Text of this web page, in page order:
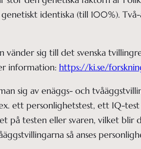
identiska (till 100%).
vänder sig till det svenska
information: https://ki.se/
sig av enäggs- och
ett personlighetstest, ett IQ-
på testen eller svaren, vilket
så anses